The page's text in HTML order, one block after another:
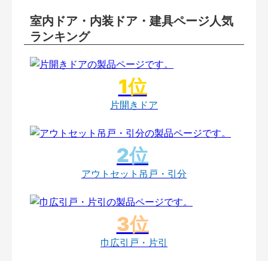
室内ドア・内装ドア・建具ページ人気
ランキング
片開きドア
アウトセット吊戸・引分
巾広引戸・片引